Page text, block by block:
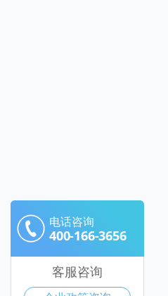
电话咨询
400-166-3656
客服咨询